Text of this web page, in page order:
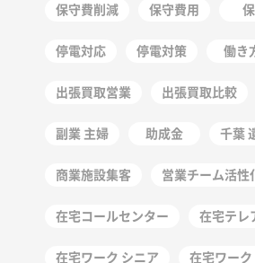
保守費削減 保守費用
停電対応 停電対策 働き
出張買取営業 出張買取比較
副業 主婦 助成金 千葉
商業施設集客 営業チーム活性
在宅コールセンター 在宅テレ
在宅ワーク シニア 在宅ワーク